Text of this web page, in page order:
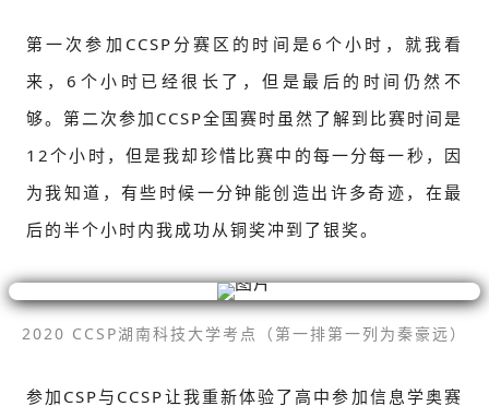
第一次参加CCSP分赛区的时间是6个小时，就我看
来，6个小时已经很长了，但是最后的时间仍然不
够。第二次参加CCSP全国赛时虽然了解到比赛时间是
12个小时，但是我却珍惜比赛中的每一分每一秒，因
为我知道，有些时候一分钟能创造出许多奇迹，在最
后的半个小时内我成功从铜奖冲到了银奖。
2020 CCSP湖南科技大学考点（第一排第一列为秦豪远）
参加CSP与CCSP让我重新体验了高中参加信息学奥赛